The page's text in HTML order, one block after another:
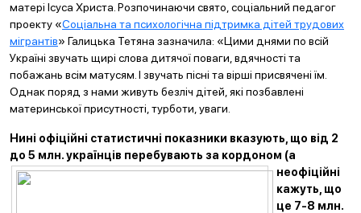
матері Ісуса Христа. Розпочинаючи свято, соціальний педагог
проекту «Соціальна та психологічна підтримка дітей трудових
мігрантів» Галицька Тетяна зазначила: «Цими днями по всій
Україні звучать щирі слова дитячої поваги, вдячності та
побажань всім матусям. І звучать пісні та вірші присвячені їм.
Однак поряд з нами живуть безліч дітей, які позбавлені
материнської присутності, турботи, уваги.
Нині офіційні статистичні показники вказують, що від 2
до 5 млн. українців перебувають за кордоном (а
неофіційні
кажуть, що
це 7-8 млн.